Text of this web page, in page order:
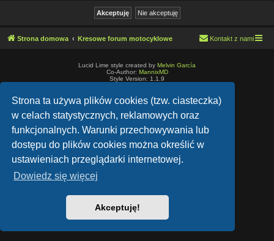
Strona ta używa plików cookies (tzw. ciasteczka)
w celach statystycznych, reklamowych oraz
funkcjonalnych. Warunki przechowywania lub
dostępu do plików cookies można określić w
ustawieniach przeglądarki internetowej.
Dowiedz się więcej
Akceptuję!
Strona domowa Kresowe forum motocyklowe Kontakt z nami
Lucid Lime style created by Melvin García
Co-Author: MannixMD
Style Version: 1.1.9
Polski pakiet językowy dostarcza
phpBB.pl